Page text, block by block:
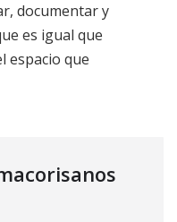
documentar y
es igual que
espacio que